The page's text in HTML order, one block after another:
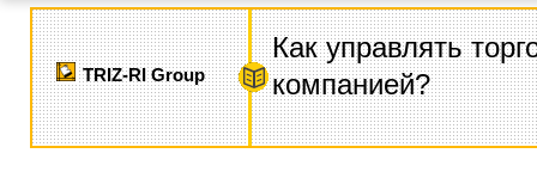
TRIZ-RI Group
Как управлять
компанией?